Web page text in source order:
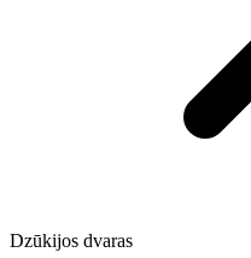
Dzūkijos dvaras